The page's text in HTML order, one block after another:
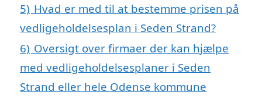
5) Hvad er med til at bestemme prisen på
vedligeholdelsesplan i Seden Strand?
6) Oversigt over firmaer der kan hjælpe
med vedligeholdelsesplaner i Seden
Strand eller hele Odense kommune